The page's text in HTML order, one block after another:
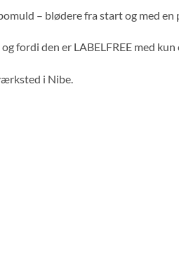
– blødere fra start og med en
fordi den er LABELFREE med
i Nibe.